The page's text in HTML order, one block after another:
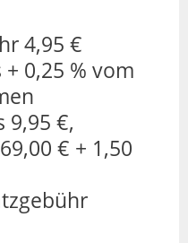
4,95 €
0,25 % vom
9,95 €,
€ + 1,50